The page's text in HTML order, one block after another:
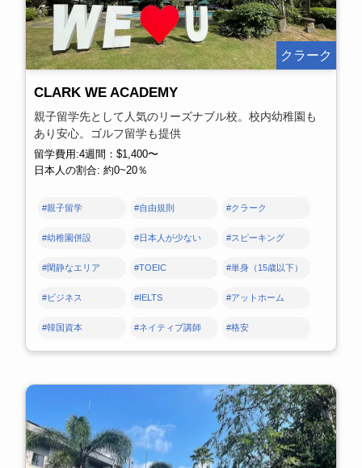
クラーク
CLARK WE ACADEMY
親子留学先として人気のリーズナブル校。校内幼稚園も
あり安心。ゴルフ留学も提供
留学費用:4週間：$1,400〜
日本人の割合: 約0~20％
#親子留学 #自由規則 #クラーク
#幼稚園併設 #日本人が少ない #スピーキング
#閑静なエリア #TOEIC #単身（15歳以下）
#ビジネス #IELTS #アットホーム
#韓国資本 #ネイティブ講師 #格安